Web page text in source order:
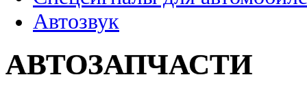
Автозвук
АВТОЗАПЧАСТИ